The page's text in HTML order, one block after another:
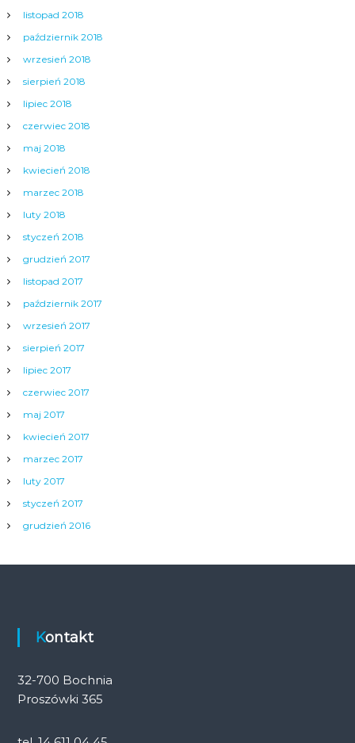
listopad 2018
październik 2018
wrzesień 2018
sierpień 2018
lipiec 2018
czerwiec 2018
maj 2018
kwiecień 2018
marzec 2018
luty 2018
styczeń 2018
grudzień 2017
listopad 2017
październik 2017
wrzesień 2017
sierpień 2017
lipiec 2017
czerwiec 2017
maj 2017
kwiecień 2017
marzec 2017
luty 2017
styczeń 2017
grudzień 2016
Kontakt
32-700 Bochnia
Proszówki 365